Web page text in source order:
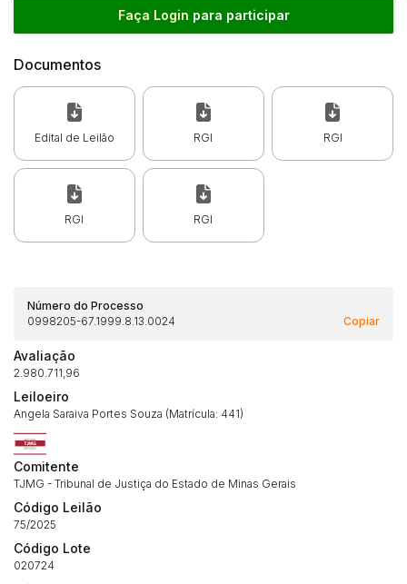
Faça Login para participar
Documentos
Edital de Leilão RGI RGI
RGI RGI
Número do Processo
0998205-67.1999.8.13.0024
Copiar
Avaliação
2.980.711,96
Leiloeiro
Angela Saraiva Portes Souza (Matrícula: 441)
Comitente
TJMG - Tribunal de Justiça do Estado de Minas Gerais
Código Leilão
75/2025
Código Lote
020724